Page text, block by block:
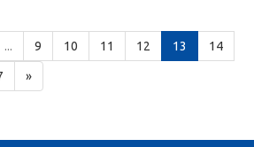
... 9 10 11 12 13 14
»